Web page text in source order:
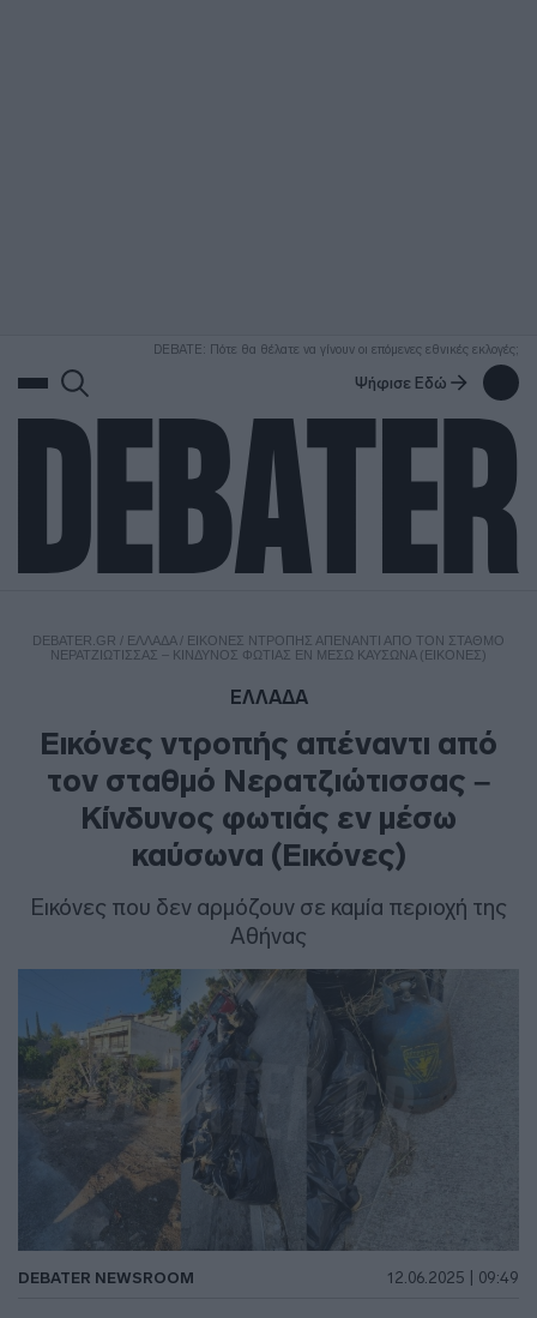
DEBATE: Πότε θα θέλατε να γίνουν οι επόμενες εθνικές εκλογές;
Ψήφισε Εδώ
DEBATER.GR / ΕΛΛΑΔΑ/ ΕΙΚΌΝΕΣ ΝΤΡΟΠΉΣ ΑΠΈΝΑΝΤΙ ΑΠΌ ΤΟΝ ΣΤΑΘΜΌ
ΝΕΡΑΤΖΙΏΤΙΣΣΑΣ – ΚΊΝΔΥΝΟΣ ΦΩΤΙΆΣ ΕΝ ΜΈΣΩ ΚΑΎΣΩΝΑ (ΕΙΚΌΝΕΣ)
ΕΛΛΑΔΑ
Εικόνες ντροπής απέναντι από
τον σταθμό Νερατζιώτισσας –
Κίνδυνος φωτιάς εν μέσω
καύσωνα (Εικόνες)
Εικόνες που δεν αρμόζουν σε καμία περιοχή της
Αθήνας
DEBATER NEWSROOM 12.06.2025 | 09:49